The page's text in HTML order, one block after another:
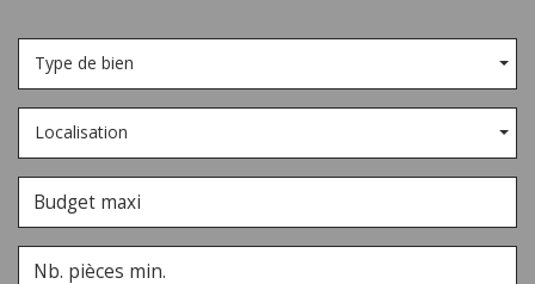
Type de bien
Localisation